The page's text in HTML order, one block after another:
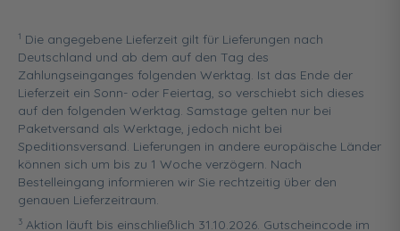
1 Die angegebene Lieferzeit gilt für Lieferungen nach
Deutschland und ab dem auf den Tag des
Zahlungseinganges folgenden Werktag. Ist das Ende der
Lieferzeit ein Sonn- oder Feiertag, so verschiebt sich dieses
auf den folgenden Werktag. Samstage gelten nur bei
Paketversand als Werktage, jedoch nicht bei
Speditionsversand. Lieferungen in andere europäische Länder
können sich um bis zu 1 Woche verzögern. Nach
Bestelleingang informieren wir Sie rechtzeitig über den
genauen Lieferzeitraum.
3 Aktion läuft bis einschließlich 31.10.2026. Gutscheincode im